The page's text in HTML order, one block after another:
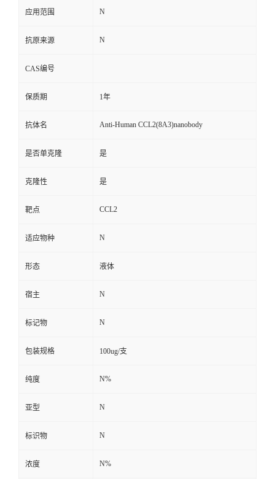
应用范围 N
抗原来源 N
CAS编号
保质期 1年
抗体名 Anti-Human CCL2(8A3)nanobody
是否单克隆 是
克隆性 是
靶点 CCL2
适应物种 N
形态 液体
宿主 N
标记物 N
包装规格 100ug/支
纯度 N%
亚型 N
标识物 N
浓度 N%